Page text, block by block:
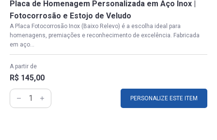
Placa de Homenagem Personalizada em Aço Inox |
Fotocorrosão e Estojo de Veludo
A Placa Fotocorrosão Inox (Baixo Relevo) é a escolha ideal para
homenagens, premiações e reconhecimento de excelência. Fabricada
em aço...
A partir de
R$ 145,00
PERSONALIZE ESTE ITEM